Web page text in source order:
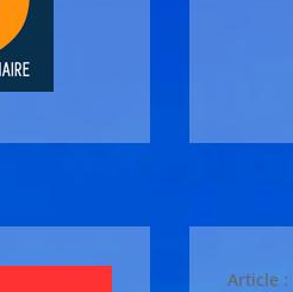
Article :